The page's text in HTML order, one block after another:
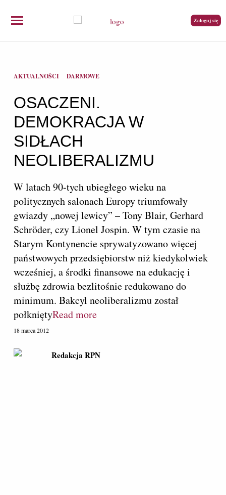
Zaloguj się
AKTUALNOŚCI DARMOWE
OSACZENI.
DEMOKRACJA W
SIDŁACH
NEOLIBERALIZMU
W latach 90-tych ubiegłego wieku na
politycznych salonach Europy triumfowały
gwiazdy „nowej lewicy” – Tony Blair, Gerhard
Schröder, czy Lionel Jospin. W tym czasie na
Starym Kontynencie sprywatyzowano więcej
państwowych przedsiębiorstw niż kiedykolwiek
wcześniej, a środki finansowe na edukację i
służbę zdrowia bezlitośnie redukowano do
minimum. Bakcyl neoliberalizmu został
połkniętyRead more
18 marca 2012
Redakcja RPN